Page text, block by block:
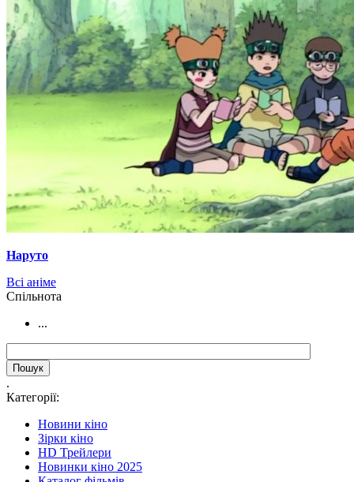
Наруто
Всі аніме
Cпільнота
...
.
Категорії:
Новини кіно
Зірки кіно
HD Трейлери
Новинки кіно 2025